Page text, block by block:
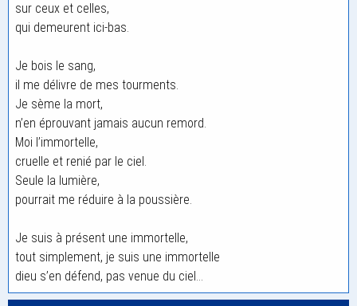
sur ceux et celles,
qui demeurent ici-bas.
Je bois le sang,
il me délivre de mes tourments.
Je sème la mort,
n’en éprouvant jamais aucun remord.
Moi l’immortelle,
cruelle et renié par le ciel.
Seule la lumière,
pourrait me réduire à la poussière.
Je suis à présent une immortelle,
tout simplement, je suis une immortelle
dieu s’en défend, pas venue du ciel…